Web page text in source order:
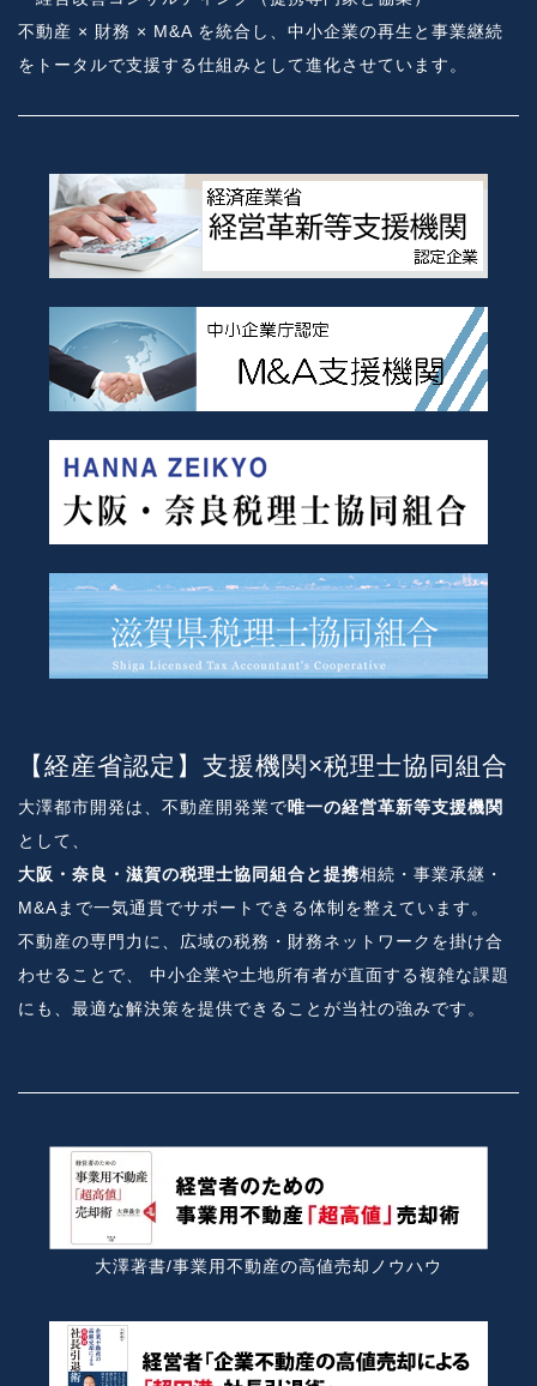
不動産 × 財務 × M&A を統合し、中小企業の再生と事業継続
をトータルで支援する仕組みとして進化させています。
【経産省認定】支援機関×税理士協同組合
大澤都市開発は、不動産開発業で唯一の経営革新等支援機関
として、
大阪・奈良・滋賀の税理士協同組合と提携相続・事業承継・
M&Aまで一気通貫でサポートできる体制を整えています。
不動産の専門力に、広域の税務・財務ネットワークを掛け合
わせることで、 中小企業や土地所有者が直面する複雑な課題
にも、最適な解決策を提供できることが当社の強みです。
大澤著書/事業用不動産の高値売却ノウハウ